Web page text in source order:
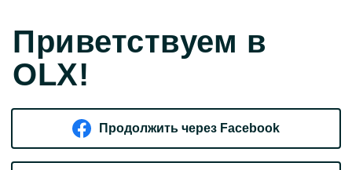
Приветствуем в
OLX!
Продолжить через Facebook